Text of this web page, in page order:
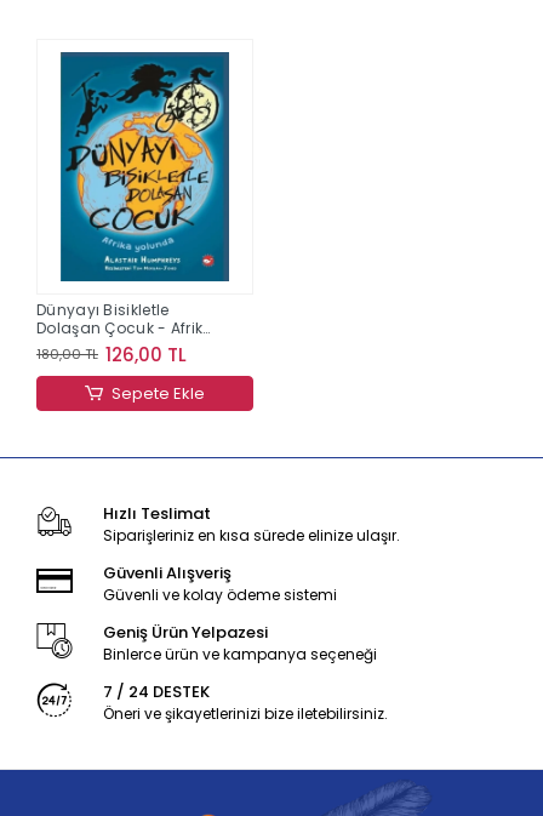
Dünyayı Bisikletle
Dolaşan Çocuk - Afrika
Yolunda
180,00 TL 126,00 TL
Sepete Ekle
Hızlı Teslimat
Siparişleriniz en kısa sürede elinize ulaşır.
Güvenli Alışveriş
Güvenli ve kolay ödeme sistemi
Geniş Ürün Yelpazesi
Binlerce ürün ve kampanya seçeneği
7 / 24 DESTEK
Öneri ve şikayetlerinizi bize iletebilirsiniz.